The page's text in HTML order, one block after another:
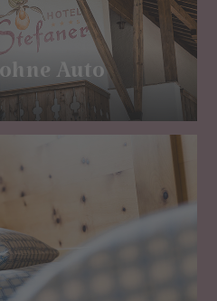
Auto